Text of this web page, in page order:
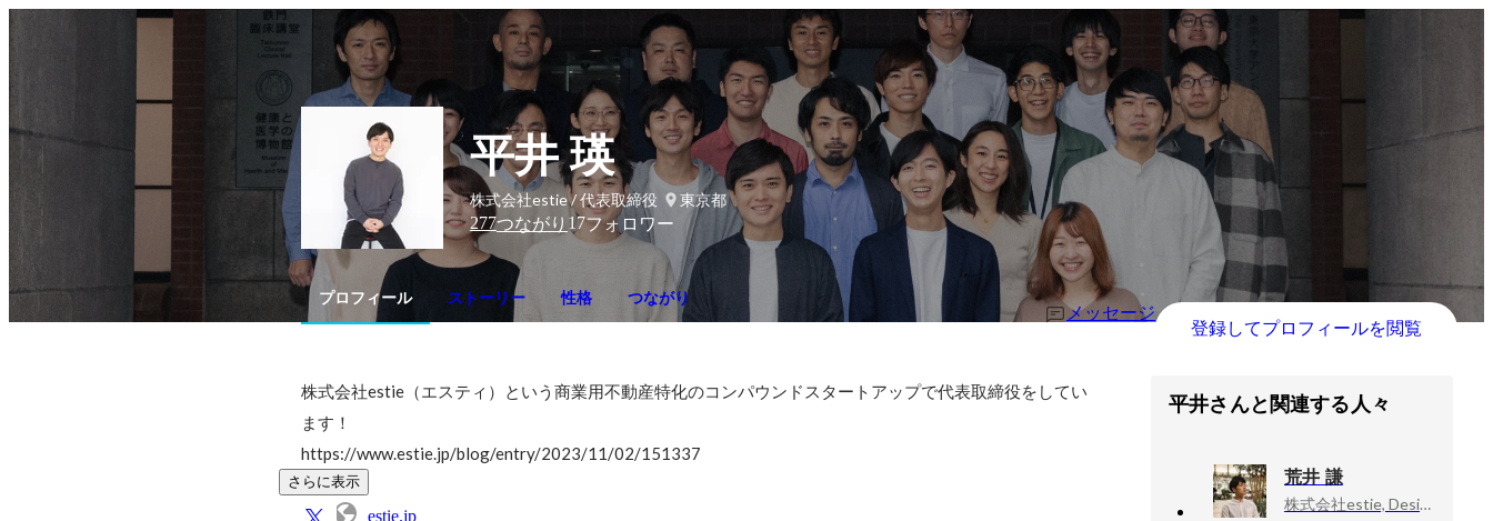
平井 瑛
株式会社estie / 代表取締役
東京都
277つながり 17フォロワー
プロフィール ストーリー 性格 つながり
メッセージ
登録してプロフィールを閲覧
株式会社estie（エスティ）という商業用不動産特化のコンパウンドスタートアップで代表取締役をしてい
ます！
https://www.estie.jp/blog/entry/2023/11/02/151337
さらに表示
estie.jp
平井さんと関連する人々
荒井 謙
株式会社estie, Designer